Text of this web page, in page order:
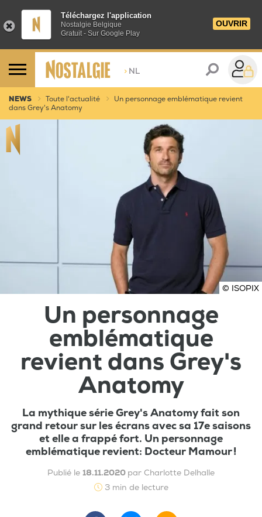
Téléchargez l'application
Nostalgie Belgique
Gratuit - Sur Google Play
OUVRIR
> NL
NEWS Toute l'actualité
Un personnage emblématique revient
dans Grey's Anatomy
© ISOPIX
Un personnage
emblématique
revient dans Grey's
Anatomy
La mythique série Grey's Anatomy fait son
grand retour sur les écrans avec sa 17e saisons
et elle a frappé fort. Un personnage
emblématique revient: Docteur Mamour !
Publié le 18.11.2020 par Charlotte Delhalle
3 min de lecture